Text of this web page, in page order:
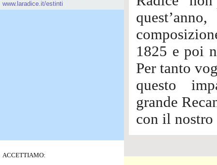
www.laradice.it/estinti
ACCETTIAMO:
1825 e poi
Per tanto
questo
grande
con il nostro